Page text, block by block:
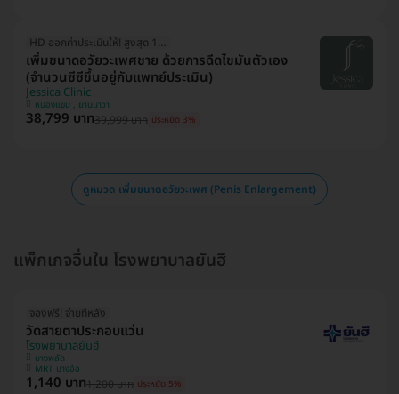
HD ออกค่าประเมินให้! สูงสุด 1500 บ.
เพิ่มขนาดอวัยวะเพศชาย ด้วยการฉีดไขมันตัวเอง
(จำนวนซีซีขึ้นอยู่กับแพทย์ประเมิน)
Jessica Clinic
หนองแขม , ยานนาวา
38,799 บาท39,999 บาท ประหยัด 3%
ดูหมวด เพิ่มขนาดอวัยวะเพศ (Penis Enlargement)
แพ็กเกจอื่นใน โรงพยาบาลยันฮี
จองฟรี! จ่ายทีหลัง
วัดสายตาประกอบแว่น
โรงพยาบาลยันฮี
บางพลัด
MRT บางอ้อ
1,140 บาท1,200 บาท ประหยัด 5%